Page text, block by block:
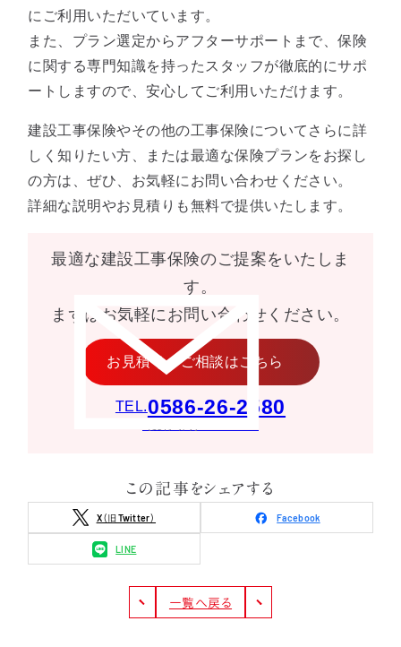
にご利用いただいています。
また、プラン選定からアフターサポートまで、保険
に関する専門知識を持ったスタッフが徹底的にサポ
ートしますので、安心してご利用いただけます。
建設工事保険やその他の工事保険についてさらに詳
しく知りたい方、または最適な保険プランをお探し
の方は、ぜひ、お気軽にお問い合わせください。
詳細な説明やお見積りも無料で提供いたします。
最適な建設工事保険のご提案をいたしま
す。
まずはお気軽にお問い合わせください。
お見積り・ご相談はこちら
TEL.0586-26-2580
この記事をシェアする
X（旧Twitter） Facebook
LINE
一覧へ戻る